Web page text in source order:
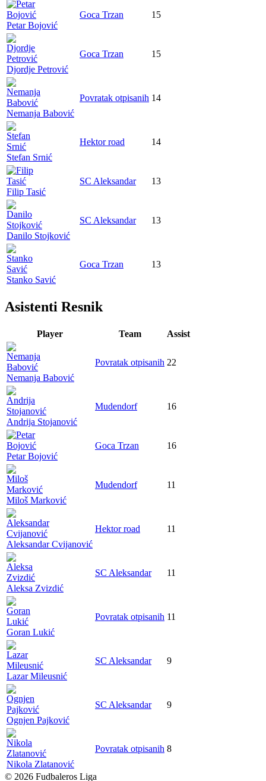
Petar Bojović
Goca Trzan 15
Djordje Petrović
Goca Trzan 15
Nemanja Babović
Povratak otpisanih 14
Stefan Srnić
Hektor road 14
Filip Tasić
SC Aleksandar 13
Danilo Stojković
SC Aleksandar 13
Stanko Savić
Goca Trzan 13
Asistenti Resnik
Player Team Assist
Nemanja Babović
Povratak otpisanih 22
Andrija Stojanović
Mudendorf 16
Petar Bojović
Goca Trzan 16
Miloš Marković
Mudendorf 11
Aleksandar Cvijanović
Hektor road 11
Aleksa Zvizdić
SC Aleksandar 11
Goran Lukić
Povratak otpisanih 11
Lazar Mileusnić
SC Aleksandar 9
Ognjen Pajković
SC Aleksandar 9
Nikola Zlatanović
Povratak otpisanih 8
© 2026 Fudbaleros Liga